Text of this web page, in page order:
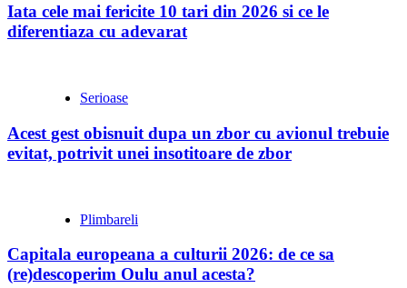
Iata cele mai fericite 10 tari din 2026 si ce le
diferentiaza cu adevarat
Serioase
Acest gest obisnuit dupa un zbor cu avionul trebuie
evitat, potrivit unei insotitoare de zbor
Plimbareli
Capitala europeana a culturii 2026: de ce sa
(re)descoperim Oulu anul acesta?